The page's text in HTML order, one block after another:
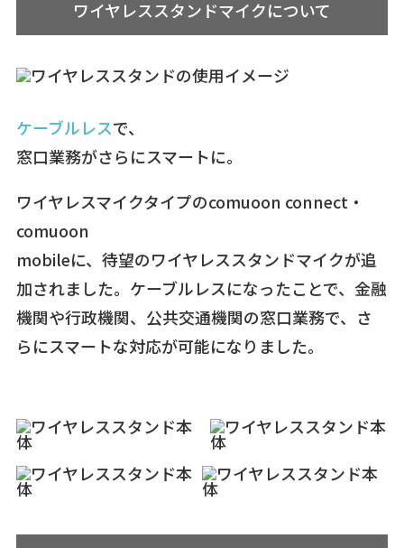
ワイヤレススタンドマイクについて
ケーブルレスで、
窓口業務がさらにスマートに。
ワイヤレスマイクタイプのcomuoon connect・
comuoon
mobileに、待望のワイヤレススタンドマイクが追
加されました。ケーブルレスになったことで、金融
機関や行政機関、公共交通機関の窓口業務で、さ
らにスマートな対応が可能になりました。